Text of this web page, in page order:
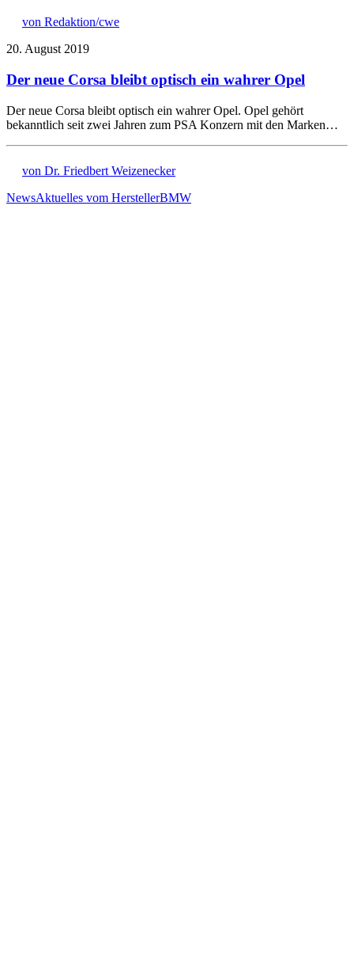
von Redaktion/cwe
20. August 2019
Der neue Corsa bleibt optisch ein wahrer Opel
Der neue Corsa bleibt optisch ein wahrer Opel. Opel gehört
bekanntlich seit zwei Jahren zum PSA Konzern mit den Marken…
von Dr. Friedbert Weizenecker
NewsAktuelles vom HerstellerBMW